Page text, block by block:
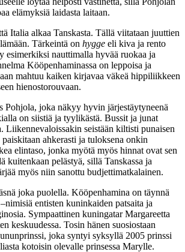
elämyksiä laidasta laitaan.
Italia alkaa Tanskasta. Tällä viitataan juuttien
Tärkeintä on hygge eli kiva ja rento
esimerkiksi nauttimalla hyvää ruokaa ja
Kööpenhaminassa on leppoisa ja
mahtuu kaiken kirjavaa väkeä hippiliikkeen
hienostorouvaan.
Pohjola, joka näkyy hyvin järjestäytyneenä
on siistiä ja tyylikästä. Bussit ja junat
Liikennevaloissakin seistään kiltisti punaisen
ahkerasti ja tuloksena onkin
elintaso, jonka myötä myös hinnat ovat sen
kuitenkaan pelästyä, sillä Tanskassa ja
myös niin sanottu budjettimatkalainen.
joka puolella. Kööpenhamina on täynnä
entisten kuninkaiden patsaita ja
Sympaattinen kuningatar Margareetta
keskuudessa. Tosin hänen suosiostaan
joka syntyi syksyllä 2005 prinssi
kotoisin olevalle prinsessa Marylle.